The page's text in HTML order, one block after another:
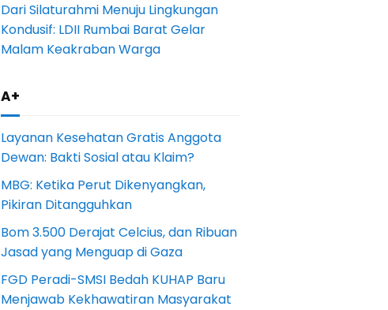
Dari Silaturahmi Menuju Lingkungan
Kondusif: LDII Rumbai Barat Gelar
Malam Keakraban Warga
A+
Layanan Kesehatan Gratis Anggota
Dewan: Bakti Sosial atau Klaim?
MBG: Ketika Perut Dikenyangkan,
Pikiran Ditangguhkan
Bom 3.500 Derajat Celcius, dan Ribuan
Jasad yang Menguap di Gaza
FGD Peradi-SMSI Bedah KUHAP Baru
Menjawab Kekhawatiran Masyarakat